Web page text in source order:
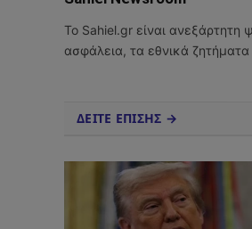
Το Sahiel.gr είναι
ασφάλεια, τα εθνικά ζητήματα
ΔΕΙΤΕ ΕΠΙΣΗΣ →